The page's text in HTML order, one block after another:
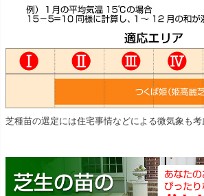
芝種苗の選定には住宅事情などによる微気象も考